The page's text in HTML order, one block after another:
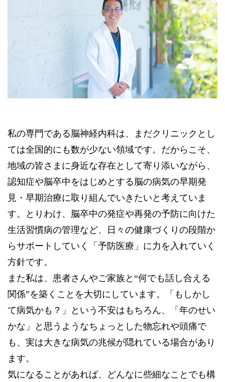
私の専門である脳神経内科は、まだクリニックとし
ては全国的にも数が少ない領域です。だからこそ、
地域の皆さまに身近な存在として寄り添いながら、
認知症や脳卒中をはじめとする脳の病気の早期発
見・早期治療に取り組んでいきたいと考えていま
す。とりわけ、脳卒中の発症や再発の予防に向けた
生活習慣病の管理など、日々の健康づくりの段階か
らサポートしていく「予防医療」に力を入れていく
方針です。
また私は、患者さんやご家族と“何でも話し合える
関係”を築くことを大切にしています。「もしかし
て病気かも？」という不安はもちろん、「年のせい
かな」と思うようなちょっとした物忘れや頭痛で
も、実は大きな病気の兆候が隠れている場合があり
ます。
気になることがあれば、どんなに些細なことでも構